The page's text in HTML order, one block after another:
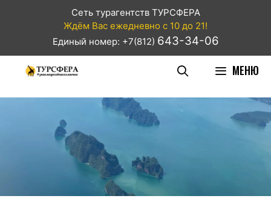
Сеть турагентств ТУРСФЕРА
Ждём Вас ежедневно с 10 до 21!
Единый номер: +7(812) 643-34-06
МЕНЮ